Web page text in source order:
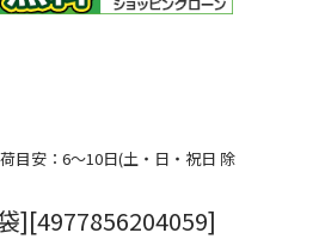
目安：6～10日(土・日・祝日 除
][4977856204059]